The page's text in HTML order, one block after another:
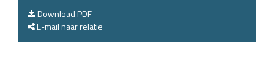
Download PDF
E-mail naar relatie